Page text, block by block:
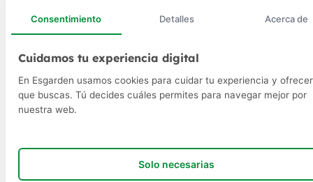
Consentimiento Detalles Acerca de
Cuidamos tu experiencia digital
En Esgarden usamos cookies para cuidar tu experiencia y
que buscas. Tú decides cuáles permites para navegar mejor por
nuestra web.
Solo necesarias